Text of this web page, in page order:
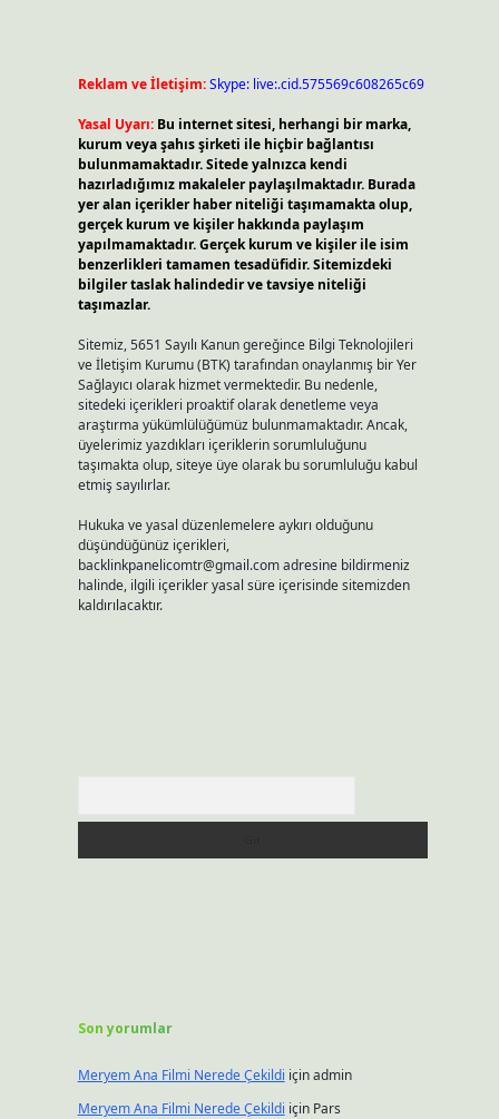
Reklam ve İletişim:Skype: live:.cid.575569c608265c69
Yasal Uyarı: Bu internet sitesi, herhangi bir marka,
kurum veya şahıs şirketi ile hiçbir bağlantısı
bulunmamaktadır. Sitede yalnızca kendi
hazırladığımız makaleler paylaşılmaktadır. Burada
yer alan içerikler haber niteliği taşımamakta olup,
gerçek kurum ve kişiler hakkında paylaşım
yapılmamaktadır. Gerçek kurum ve kişiler ile isim
benzerlikleri tamamen tesadüfidir. Sitemizdeki
bilgiler taslak halindedir ve tavsiye niteliği
taşımazlar.
Sitemiz, 5651 Sayılı Kanun gereğince Bilgi Teknolojileri
ve İletişim Kurumu (BTK) tarafından onaylanmış bir Yer
Sağlayıcı olarak hizmet vermektedir. Bu nedenle,
sitedeki içerikleri proaktif olarak denetleme veya
araştırma yükümlülüğümüz bulunmamaktadır. Ancak,
üyelerimiz yazdıkları içeriklerin sorumluluğunu
taşımakta olup, siteye üye olarak bu sorumluluğu kabul
etmiş sayılırlar.
Hukuka ve yasal düzenlemelere aykırı olduğunu
düşündüğünüz içerikleri,
backlinkpanelicomtr@gmail.comadresine bildirmeniz
halinde, ilgili içerikler yasal süre içerisinde sitemizden
kaldırılacaktır.
Son yorumlar
Meryem Ana Filmi Nerede Çekildi içinadmin
Meryem Ana Filmi Nerede Çekildi için Pars